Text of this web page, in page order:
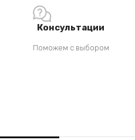
Консультации
Поможем с выбором